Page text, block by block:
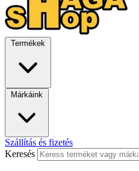
Termékek
Márkáink
Szállítás és fizetés
Keresés